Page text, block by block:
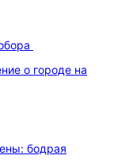
о городе на